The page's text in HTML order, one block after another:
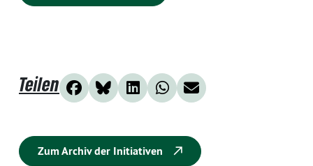
Teilen
Zum Archiv der Initiativen